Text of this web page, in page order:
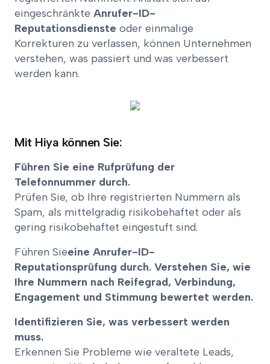
eingeschränkte Anrufer-ID-
Reputationsdienste oder einmalige
Korrekturen zu verlassen, können Unternehmen
verstehen, was passiert und was verbessert
werden kann.
Mit Hiya können Sie:
Führen Sie eine Rufprüfung der
Telefonnummer durch.
Prüfen Sie, ob Ihre registrierten Nummern als
Spam, als mittelgradig risikobehaftet oder als
gering risikobehaftet eingestuft sind.
Führen Sieeine Anrufer-ID-
Reputationsprüfung durch. Verstehen Sie, wie
Ihre Nummern nach Reifegrad, Verbindung,
Engagement und Stimmung bewertet werden.
Identifizieren Sie, was verbessert werden
muss.
Erkennen Sie Probleme wie veraltete Leads,